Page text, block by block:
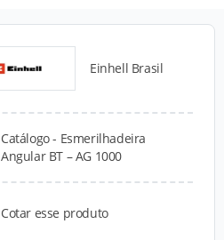
Einhell Brasil
Catálogo - Esmerilhadeira
Angular BT – AG 1000
Cotar esse produto